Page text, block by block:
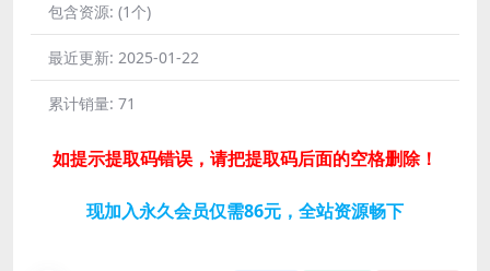
包含资源: (1个)
最近更新: 2025-01-22
累计销量: 71
如提示提取码错误，请把提取码后面的空格删除！
现加入永久会员仅需86元，全站资源畅下